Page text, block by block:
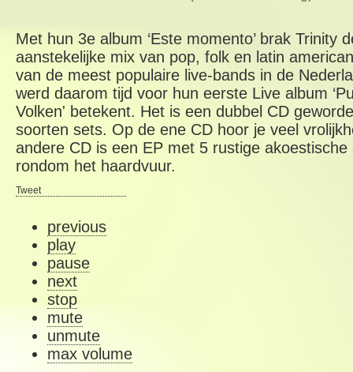
Met hun 3e album ‘Este momento’ brak Trinity
aanstekelijke mix van pop, folk en latin
van de meest populaire live-bands in de
werd daarom tijd voor hun eerste Live album
Volken' betekent. Het is een dubbel CD
soorten sets. Op de ene CD hoor je veel
andere CD is een EP met 5 rustige
rondom het haardvuur.
Tweet
previous
play
pause
next
stop
mute
unmute
max volume